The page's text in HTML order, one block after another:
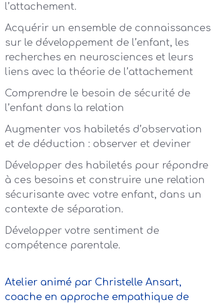
l’attachement.
Acquérir un ensemble de connaissances
sur le développement de l’enfant, les
recherches en neurosciences et leurs
liens avec la théorie de l’attachement
Comprendre le besoin de sécurité de
l’enfant dans la relation
Augmenter vos habiletés d’observation
et de déduction : observer et deviner
Développer des habiletés pour répondre
à ces besoins et construire une relation
sécurisante avec votre enfant, dans un
contexte de séparation.
Développer votre sentiment de
compétence parentale.
Atelier animé par Christelle Ansart,
coache en approche empathique de